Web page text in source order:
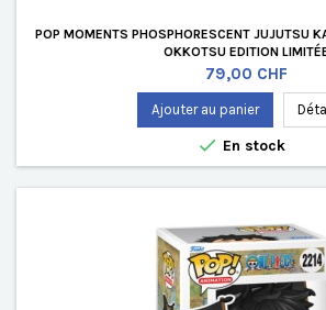
POP MOMENTS PHOSPHORESCENT JUJUTSU
OKKOTSU EDITION
Prix
79,00 CHF
Ajouter au panier
 En stock